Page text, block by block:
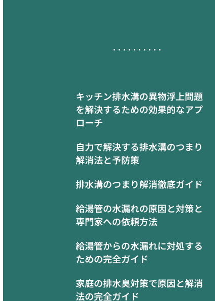
キッチン排水溝の異物浮上問題
を解決するための効果的なアプ
ローチ
自力で解決する排水溝のつまり
解消法と予防策
排水溝のつまり解消徹底ガイド
給湯管の水漏れの原因と対策と
専門家への依頼方法
給湯管からの水漏れに対処する
ための完全ガイド
家庭の排水臭対策で原因と解消
法の完全ガイド